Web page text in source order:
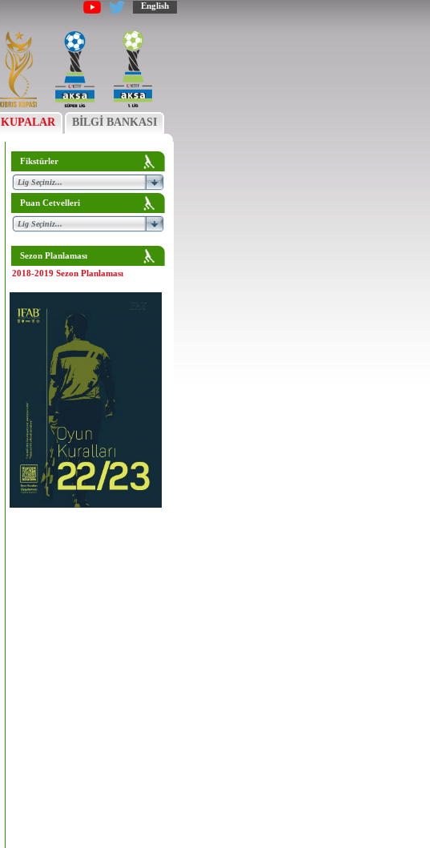
English
KUPALAR BİLGİ BANKASI
Fikstürler
Puan Cetvelleri
Sezon Planlaması
2018-2019 Sezon Planlaması